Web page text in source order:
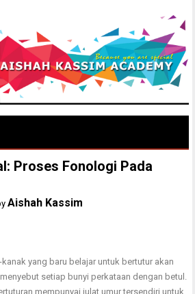
Proses Fonologi Pada
Aishah Kassim
yang baru belajar untuk bertutur akan
setiap bunyi perkataan dengan betul.
mempunyai julat umur tersendiri untuk